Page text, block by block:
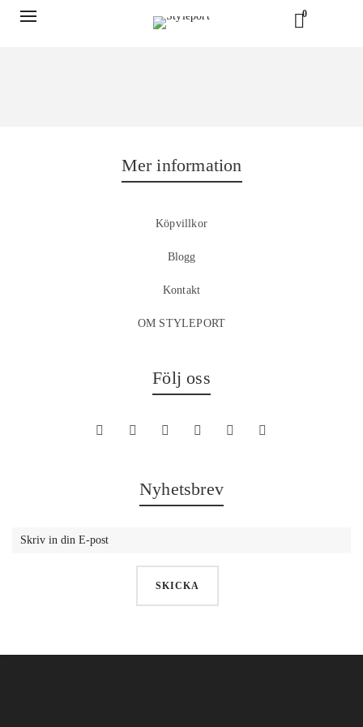
0
Mer information
Köpvillkor
Blogg
Kontakt
OM STYLEPORT
Följ oss
Nyhetsbrev